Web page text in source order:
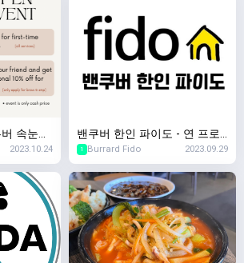
속눈썹,
전문
2023.10.24
밴쿠버 한인 파이도 - 연 프로
모션 진행중
1 Burrard Fido 2023.09.29